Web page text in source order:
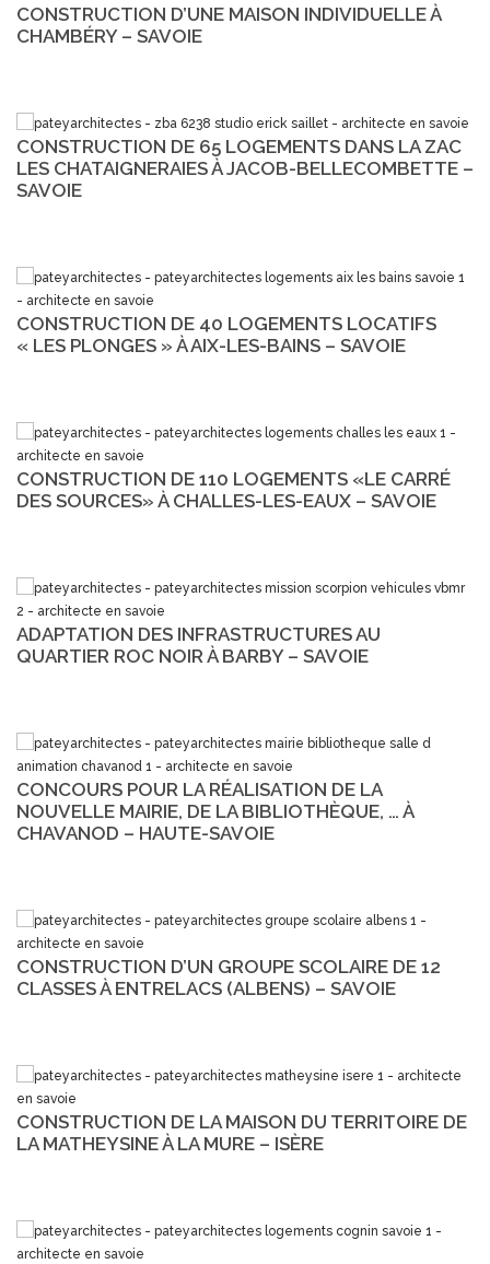
CONSTRUCTION D’UNE MAISON INDIVIDUELLE À
CHAMBÉRY – SAVOIE
CONSTRUCTION DE 65 LOGEMENTS DANS LA ZAC
LES CHATAIGNERAIES À JACOB-BELLECOMBETTE –
SAVOIE
CONSTRUCTION DE 40 LOGEMENTS LOCATIFS
« LES PLONGES » À AIX-LES-BAINS – SAVOIE
CONSTRUCTION DE 110 LOGEMENTS «LE CARRÉ
DES SOURCES» À CHALLES-LES-EAUX – SAVOIE
ADAPTATION DES INFRASTRUCTURES AU
QUARTIER ROC NOIR À BARBY – SAVOIE
CONCOURS POUR LA RÉALISATION DE LA
NOUVELLE MAIRIE, DE LA BIBLIOTHÈQUE, … À
CHAVANOD – HAUTE-SAVOIE
CONSTRUCTION D’UN GROUPE SCOLAIRE DE 12
CLASSES À ENTRELACS (ALBENS) – SAVOIE
CONSTRUCTION DE LA MAISON DU TERRITOIRE DE
LA MATHEYSINE À LA MURE – ISÈRE